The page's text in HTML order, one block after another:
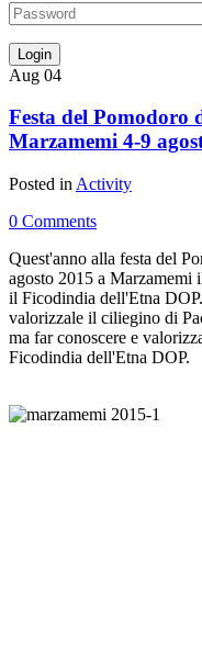
Aug 04
Festa del Pomodoro
Marzamemi 4-9
Posted in Activity
0 Comments
Quest'anno alla festa del
agosto 2015 a
il Ficodindia dell'Etna
valorizzale il ciliegino di
ma far conoscere e
Ficodindia dell'Etna DOP.